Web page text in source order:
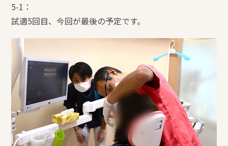
5-1：
試適5回目、今回が最後の予定です。